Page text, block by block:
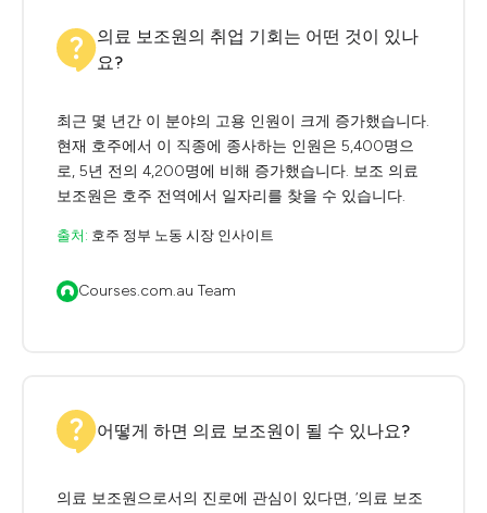
의료 보조원의 취업 기회는 어떤 것이 있나
요?
최근 몇 년간 이 분야의 고용 인원이 크게 증가했습니다.
현재 호주에서 이 직종에 종사하는 인원은 5,400명으
로, 5년 전의 4,200명에 비해 증가했습니다. 보조 의료
보조원은 호주 전역에서 일자리를 찾을 수 있습니다.
출처: 호주 정부 노동 시장 인사이트
Courses.com.au Team
어떻게 하면 의료 보조원이 될 수 있나요?
의료 보조원으로서의 진로에 관심이 있다면, ‘의료 보조